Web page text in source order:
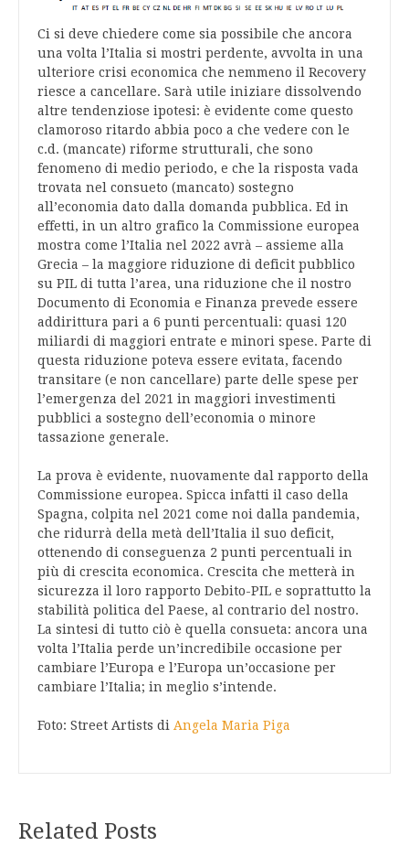
Ci si deve chiedere come sia possibile che ancora
una volta l’Italia si mostri perdente, avvolta in una
ulteriore crisi economica che nemmeno il Recovery
riesce a cancellare. Sarà utile iniziare dissolvendo
altre tendenziose ipotesi: è evidente come questo
clamoroso ritardo abbia poco a che vedere con le
c.d. (mancate) riforme strutturali, che sono
fenomeno di medio periodo, e che la risposta vada
trovata nel consueto (mancato) sostegno
all’economia dato dalla domanda pubblica. Ed in
effetti, in un altro grafico la Commissione europea
mostra come l’Italia nel 2022 avrà – assieme alla
Grecia – la maggiore riduzione di deficit pubblico
su PIL di tutta l’area, una riduzione che il nostro
Documento di Economia e Finanza prevede essere
addirittura pari a 6 punti percentuali: quasi 120
miliardi di maggiori entrate e minori spese. Parte di
questa riduzione poteva essere evitata, facendo
transitare (e non cancellare) parte delle spese per
l’emergenza del 2021 in maggiori investimenti
pubblici a sostegno dell’economia o minore
tassazione generale.
La prova è evidente, nuovamente dal rapporto della
Commissione europea. Spicca infatti il caso della
Spagna, colpita nel 2021 come noi dalla pandemia,
che ridurrà della metà dell’Italia il suo deficit,
ottenendo di conseguenza 2 punti percentuali in
più di crescita economica. Crescita che metterà in
sicurezza il loro rapporto Debito-PIL e soprattutto la
stabilità politica del Paese, al contrario del nostro.
La sintesi di tutto ciò è quella consueta: ancora una
volta l’Italia perde un’incredibile occasione per
cambiare l’Europa e l’Europa un’occasione per
cambiare l’Italia; in meglio s’intende.
Foto: Street Artists di Angela Maria Piga
Related Posts